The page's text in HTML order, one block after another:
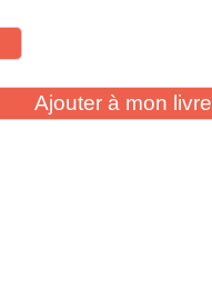
Ajouter à mon livre